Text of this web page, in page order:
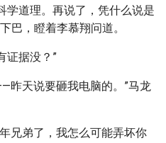
学道理。再说了，凭什么说是
巴，瞪着李慕翔问道。
证据没？”
昨天说要砸我电脑的。”马龙
兄弟了，我怎么可能弄坏你